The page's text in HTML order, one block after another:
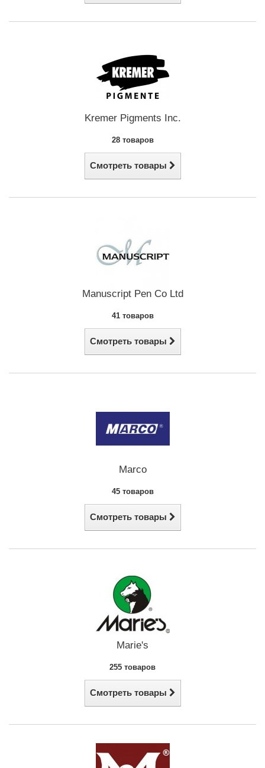
Kremer Pigments Inc.
28 товаров
Смотреть товары
Manuscript Pen Co Ltd
41 товаров
Смотреть товары
Marco
45 товаров
Смотреть товары
Marie's
255 товаров
Смотреть товары